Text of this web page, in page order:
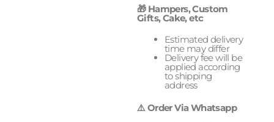
🎁 Hampers, Custom
Gifts, Cake, etc
Estimated delivery
time may differ
Delivery fee will be
applied according
to shipping
address
⚠️ Order Via Whatsapp